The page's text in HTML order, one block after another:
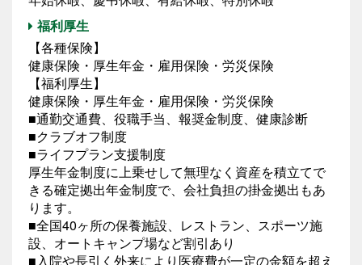
福利厚生
【各種保険】
健康保険・厚生年金・雇用保険・労災保険
【福利厚生】
健康保険・厚生年金・雇用保険・労災保険
■通勤交通費、役職手当、報奨金制度、健康診断
■クラブオフ制度
■ライフプラン支援制度
厚生年金制度に上乗せして無理なく資産を積立てで
きる確定拠出年金制度で、会社負担の掛金拠出もあ
ります。
■全国40ヶ所の保養施設、レストラン、スポーツ施
設、オートキャンプ場など割引あり
■入院や長引く外来により医療費が一定の金額を超え